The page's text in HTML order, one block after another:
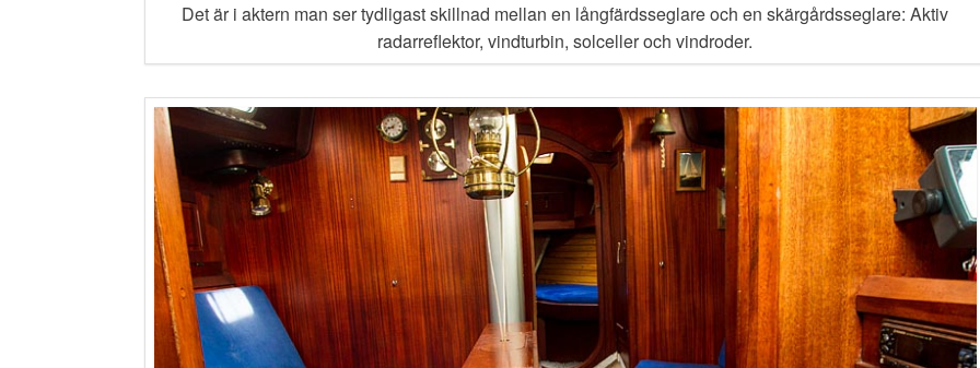
Det är i aktern man ser tydligast skillnad mellan en långfärdsseglare och en skärgårdsseglare: Aktiv
radarreflektor, vindturbin, solceller och vindroder.